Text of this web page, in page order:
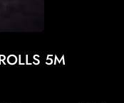
5M